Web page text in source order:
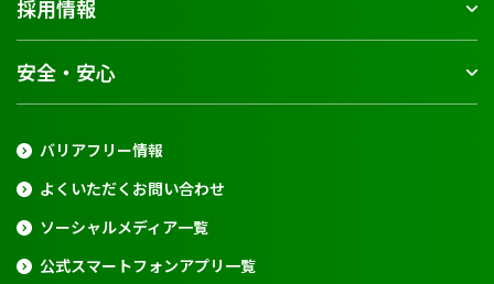
採用情報
安全・安心
バリアフリー情報
よくいただくお問い合わせ
ソーシャルメディア一覧
公式スマートフォンアプリ一覧